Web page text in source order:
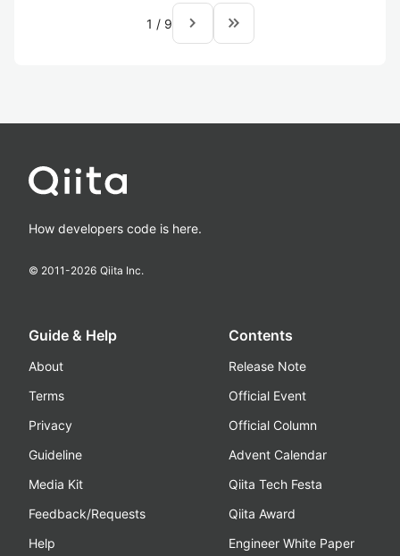
1 / 9 navigate_next keyboard_double_arrow_right
How developers code is here.
© 2011-2026 Qiita Inc.
Guide & Help
About
Terms
Privacy
Guideline
Media Kit
Feedback/Requests
Help
Contents
Release Note
Official Event
Official Column
Advent Calendar
Qiita Tech Festa
Qiita Award
Engineer White Paper